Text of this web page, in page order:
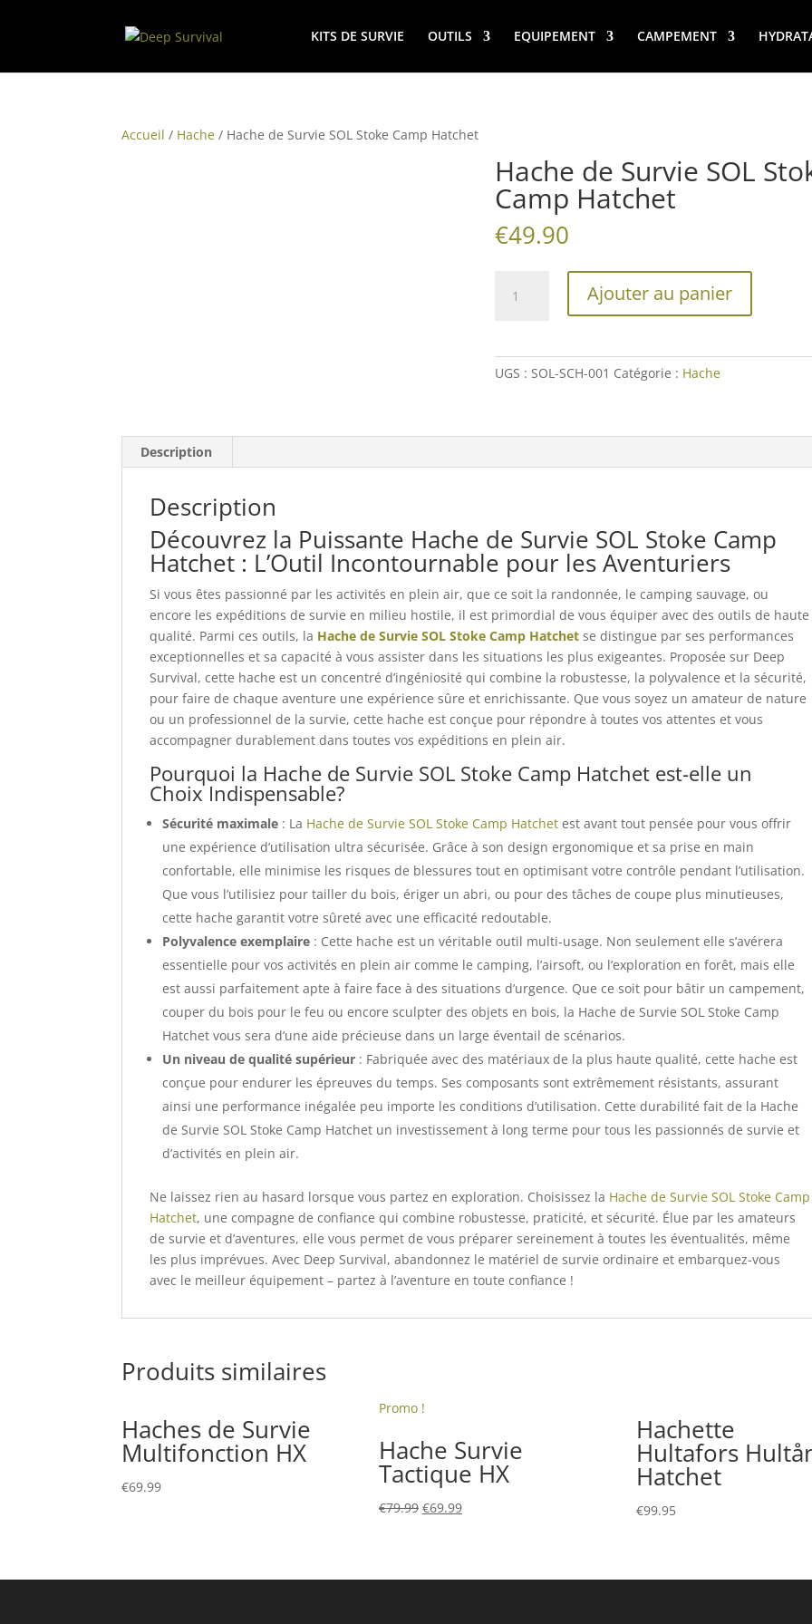
KITS DE SURVIE OUTILS EQUIPEMENT CAMPEMENT
Accueil / Hache / Hache de Survie SOL Stoke Camp Hatchet
Hache de Survie SOL
Camp Hatchet
€49.90
Ajouter au panier
UGS :SOL-SCH-001 Catégorie : Hache
Description
Description
Découvrez la Puissante Hache de Survie SOL Stoke Camp
Hatchet : L’Outil Incontournable pour les Aventuriers
Si vous êtes passionné par les activités en plein air, que ce soit la randonnée, le camping sauvage, ou
encore les expéditions de survie en milieu hostile, il est primordial de vous équiper avec des outils de haute
qualité. Parmi ces outils, la Hache de Survie SOL Stoke Camp Hatchet se distingue par ses performances
exceptionnelles et sa capacité à vous assister dans les situations les plus exigeantes. Proposée sur Deep
Survival, cette hache est un concentré d’ingéniosité qui combine la robustesse, la polyvalence et la sécurité,
pour faire de chaque aventure une expérience sûre et enrichissante. Que vous soyez un amateur de nature
ou un professionnel de la survie, cette hache est conçue pour répondre à toutes vos attentes et vous
accompagner durablement dans toutes vos expéditions en plein air.
Pourquoi la Hache de Survie SOL Stoke Camp Hatchet est-elle un
Choix Indispensable?
Sécurité maximale : La Hache de Survie SOL Stoke Camp Hatchet est avant tout pensée pour vous offrir
une expérience d’utilisation ultra sécurisée. Grâce à son design ergonomique et sa prise en main
confortable, elle minimise les risques de blessures tout en optimisant votre contrôle pendant l’utilisation.
Que vous l’utilisiez pour tailler du bois, ériger un abri, ou pour des tâches de coupe plus minutieuses,
cette hache garantit votre sûreté avec une efficacité redoutable.
Polyvalence exemplaire : Cette hache est un véritable outil multi-usage. Non seulement elle s’avérera
essentielle pour vos activités en plein air comme le camping, l’airsoft, ou l’exploration en forêt, mais elle
est aussi parfaitement apte à faire face à des situations d’urgence. Que ce soit pour bâtir un campement,
couper du bois pour le feu ou encore sculpter des objets en bois, la Hache de Survie SOL Stoke Camp
Hatchet vous sera d’une aide précieuse dans un large éventail de scénarios.
Un niveau de qualité supérieur : Fabriquée avec des matériaux de la plus haute qualité, cette hache est
conçue pour endurer les épreuves du temps. Ses composants sont extrêmement résistants, assurant
ainsi une performance inégalée peu importe les conditions d’utilisation. Cette durabilité fait de la Hache
de Survie SOL Stoke Camp Hatchet un investissement à long terme pour tous les passionnés de survie et
d’activités en plein air.
Ne laissez rien au hasard lorsque vous partez en exploration. Choisissez la Hache de Survie SOL Stoke Camp
Hatchet, une compagne de confiance qui combine robustesse, praticité, et sécurité. Élue par les amateurs
de survie et d’aventures, elle vous permet de vous préparer sereinement à toutes les éventualités, même
les plus imprévues. Avec Deep Survival, abandonnez le matériel de survie ordinaire et embarquez-vous
avec le meilleur équipement – partez à l’aventure en toute confiance !
Produits similaires
Haches de Survie
Multifonction HX
€69.99
Promo !
Hache Survie
Tactique HX
€79.99 Le
€69.99Le
Hachette
Hultafors
Hatchet
€99.95